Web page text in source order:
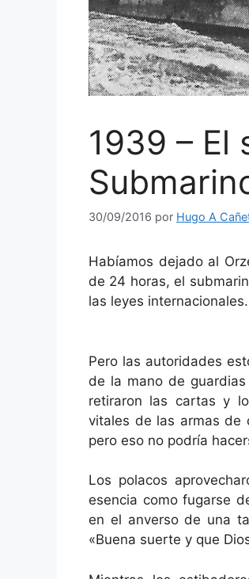
1939 – El
30/09/2016 por Hugo A
Habíamos dejado al
de 24 horas, el
las leyes internacionales.
Pero las autoridades
de la mano de
retiraron las cartas y
vitales de las armas de
pero eso no podría
Los polacos
esencia como fugarse
en el anverso de una
«Buena suerte y que